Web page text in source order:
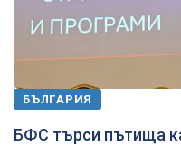
БЪЛГАРИЯ
БФС търси пътища